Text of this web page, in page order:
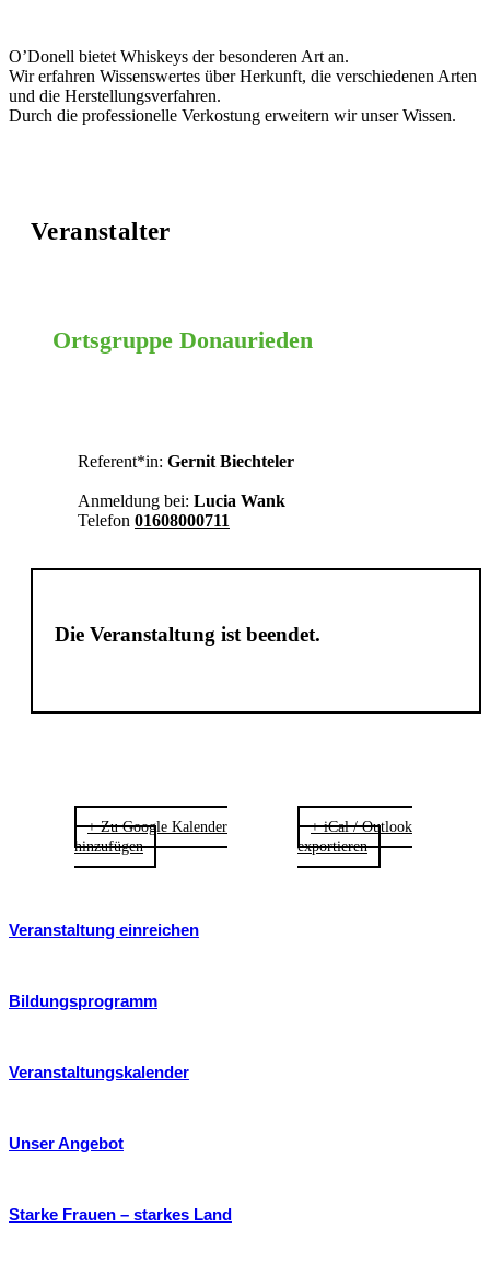
O’Donell bietet Whiskeys der besonderen Art an.
Wir erfahren Wissenswertes über Herkunft, die verschiedenen Arten
und die Herstellungsverfahren.
Durch die professionelle Verkostung erweitern wir unser Wissen.
Veranstalter
Ortsgruppe Donaurieden
Referent*in: Gernit Biechteler
Anmeldung bei: Lucia Wank
Telefon 01608000711
Die Veranstaltung ist beendet.
+ Zu Google Kalender
hinzufügen
+ iCal / Outlook
exportieren
Veranstaltung einreichen
Bildungsprogramm
Veranstaltungskalender
Unser Angebot
Starke Frauen – starkes Land